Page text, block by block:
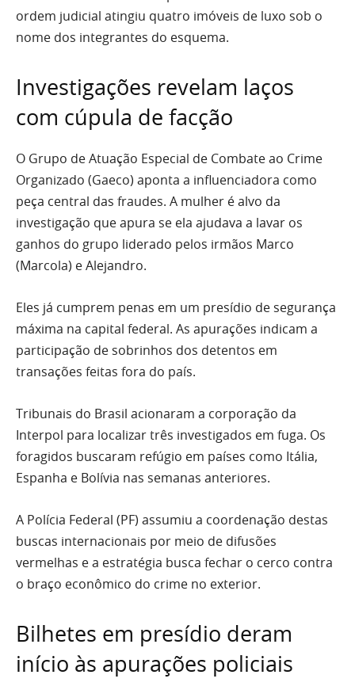
ordem judicial atingiu quatro imóveis de luxo sob o
nome dos integrantes do esquema.
Investigações revelam laços
com cúpula de facção
O Grupo de Atuação Especial de Combate ao Crime
Organizado (Gaeco) aponta a influenciadora como
peça central das fraudes. A mulher é alvo da
investigação que apura se ela ajudava a lavar os
ganhos do grupo liderado pelos irmãos Marco
(Marcola) e Alejandro.
Eles já cumprem penas em um presídio de segurança
máxima na capital federal. As apurações indicam a
participação de sobrinhos dos detentos em
transações feitas fora do país.
Tribunais do Brasil acionaram a corporação da
Interpol para localizar três investigados em fuga. Os
foragidos buscaram refúgio em países como Itália,
Espanha e Bolívia nas semanas anteriores.
A Polícia Federal (PF) assumiu a coordenação destas
buscas internacionais por meio de difusões
vermelhas e a estratégia busca fechar o cerco contra
o braço econômico do crime no exterior.
Bilhetes em presídio deram
início às apurações policiais